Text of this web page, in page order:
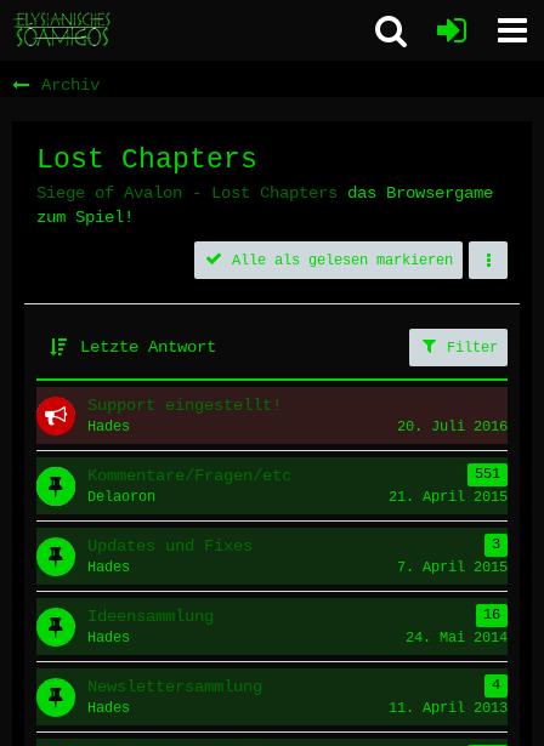
Archiv
Lost Chapters
Siege of Avalon - Lost Chapters das Browsergame
zum Spiel!
Alle als gelesen markieren
Letzte Antwort Filter
Support eingestellt!
Hades 20. Juli 2016
Kommentare/Fragen/etc
551
Delaoron
21. April 2015
Updates und Fixes
3
Hades
7. April 2015
Ideensammlung
16
Hades
24. Mai 2014
Newslettersammlung
4
Hades
11. April 2013